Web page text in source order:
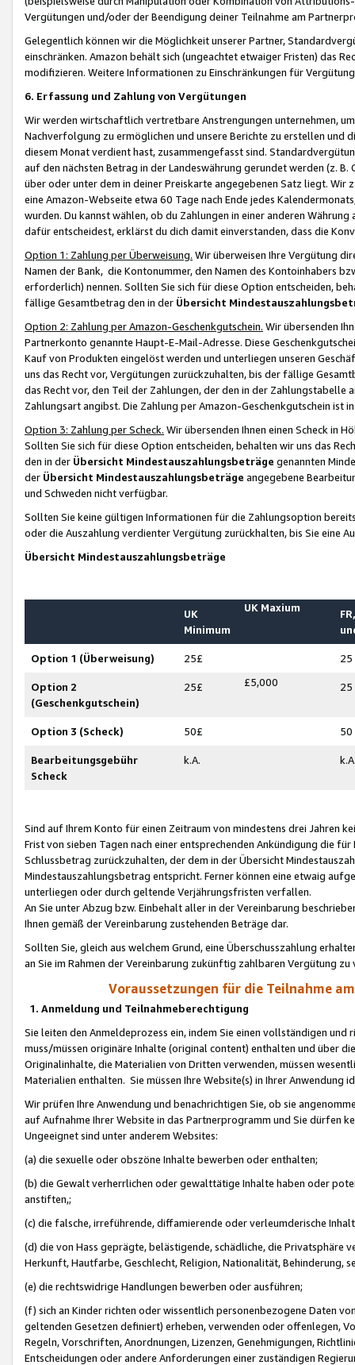
Vergütungen und/oder der Beendigung deiner Teilnahme am
Gelegentlich können wir die Möglichkeit unserer Partner,
einschränken. Amazon behält sich (ungeachtet etwaiger Fristen) das
modifizieren. Weitere Informationen zu Einschränkungen für
6. Erfassung und Zahlung von Vergütungen
Wir werden wirtschaftlich vertretbare Anstrengungen unternehmen,
Nachverfolgung zu ermöglichen und unsere Berichte zu erstellen und
diesem Monat verdient hast, zusammengefasst sind.
auf den nächsten Betrag in der Landeswährung gerundet werden (z.
über oder unter dem in deiner Preiskarte angegebenen Satz liegt.
eine Amazon-Webseite etwa 60 Tage nach Ende jedes
wurden. Du kannst wählen, ob du Zahlungen in einer anderen
dafür entscheidest, erklärst du dich damit einverstanden, dass die
Option 1: Zahlung per Überweisung. Wir überweisen Ihre Vergütung
Namen der Bank, die Kontonummer, den Namen des Kontoinhabers
erforderlich) nennen. Sollten Sie sich für diese Option entscheiden,
fällige Gesamtbetrag den in der Übersicht
Option 2: Zahlung per Amazon-Geschenkgutschein. Wir übersenden
Partnerkonto genannte Haupt-E-Mail-Adresse. Diese
Kauf von Produkten eingelöst werden und unterliegen unseren
uns das Recht vor, Vergütungen zurückzuhalten, bis der fällige
das Recht vor, den Teil der Zahlungen, der den in der
Zahlungsart angibst. Die Zahlung per Amazon-Geschenkgutschein ist
Option 3: Zahlung per Scheck. Wir übersenden Ihnen einen Scheck in
Sollten Sie sich für diese Option entscheiden, behalten wir uns das
den in der Übersicht Mindestauszahlungsbeträge genannten
der Übersicht Mindestauszahlungsbeträge angegebene
und Schweden nicht verfügbar.
Sollten Sie keine gültigen Informationen für die Zahlungsoption
oder die Auszahlung verdienter Vergütung zurückhalten, bis Sie
Übersicht Mindestauszahlungsbeträge
UK
Minimum
UK Maxium
Option 1 (Überweisung) 25£ 25
Option 2
(Geschenkgutschein)
25£ £5,000 25
Option 3 (Scheck) 50£ 50
Bearbeitungsgebühr
Scheck
k.A.
Sind auf Ihrem Konto für einen Zeitraum von mindestens drei Jahren
Frist von sieben Tagen nach einer entsprechenden Ankündigung die
Schlussbetrag zurückzuhalten, der dem in der Übersicht
Mindestauszahlungsbetrag entspricht. Ferner können eine etwaig
unterliegen oder durch geltende Verjährungsfristen verfallen.
An Sie unter Abzug bzw. Einbehalt aller in der Vereinbarung
Ihnen gemäß der Vereinbarung zustehenden Beträge dar.
Sollten Sie, gleich aus welchem Grund, eine Überschusszahlung
an Sie im Rahmen der Vereinbarung zukünftig zahlbaren Vergütung zu
Voraussetzungen für die Teilnahme
1. Anmeldung und Teilnahmeberechtigung
Sie leiten den Anmeldeprozess ein, indem Sie einen vollständigen
muss/müssen originäre Inhalte (original content) enthalten und über
Originalinhalte, die Materialien von Dritten verwenden, müssen
Materialien enthalten. Sie müssen Ihre Website(s) in Ihrer Anwendung
Wir prüfen Ihre Anwendung und benachrichtigen Sie, ob sie
auf Aufnahme Ihrer Website in das Partnerprogramm und Sie dürfen
Ungeeignet sind unter anderem Websites:
(a) die sexuelle oder obszöne Inhalte bewerben oder enthalten;
(b) die Gewalt verherrlichen oder gewalttätige Inhalte haben oder
anstiften,;
(c) die falsche, irreführende, diffamierende oder verleumderische
(d) die von Hass geprägte, belästigende, schädliche, die Privatsphäre
Herkunft, Hautfarbe, Geschlecht, Religion, Nationalität, Behinderung,
(e) die rechtswidrige Handlungen bewerben oder ausführen;
(f) sich an Kinder richten oder wissentlich personenbezogene Daten
geltenden Gesetzen definiert) erheben, verwenden oder offenlegen,
Regeln, Vorschriften, Anordnungen, Lizenzen, Genehmigungen,
Entscheidungen oder andere Anforderungen einer zuständigen